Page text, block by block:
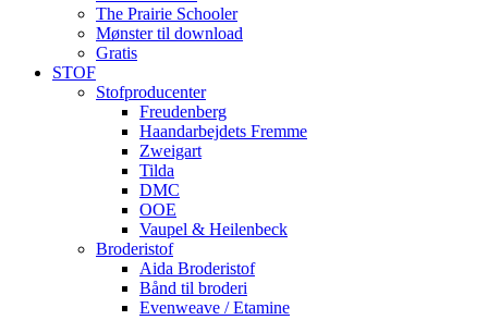
The Prairie Schooler
Mønster til download
Gratis
STOF
Stofproducenter
Freudenberg
Haandarbejdets Fremme
Zweigart
Tilda
DMC
OOE
Vaupel & Heilenbeck
Broderistof
Aida Broderistof
Bånd til broderi
Evenweave / Etamine